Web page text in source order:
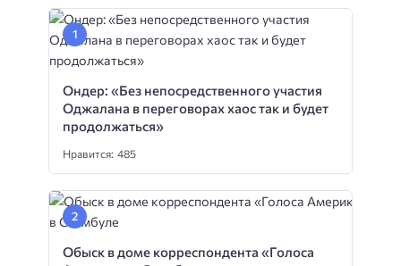
Ондер: «Без непосредственного участия
Оджалана в переговорах хаос так и будет
продолжаться»
Нравится: 485
Обыск в доме корреспондента «Голоса